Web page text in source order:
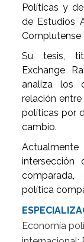
Políticas y
de Estudios
Complutense
Su tesis,
Exchange
analiza los
relación
políticas por
cambio.
intersección
comparada,
política
Economía